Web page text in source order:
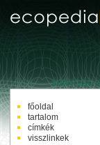
főoldal
tartalom
címkék
visszlinkek